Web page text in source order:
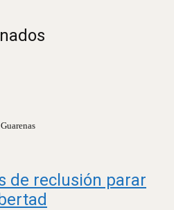
de reclusión parar